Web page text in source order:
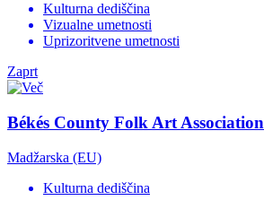
Kulturna dediščina
Vizualne umetnosti
Uprizoritvene umetnosti
Zaprt
Békés County Folk Art Association
Madžarska (EU)
Kulturna dediščina